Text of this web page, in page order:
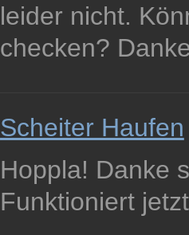
leider nicht.
checken?
Scheiter Haufen
Hoppla! Danke
Funktioniert